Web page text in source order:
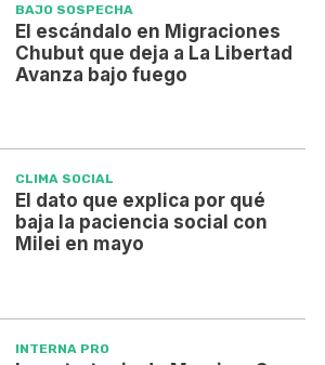
BAJO SOSPECHA
El escándalo en Migraciones
Chubut que deja a La Libertad
Avanza bajo fuego
CLIMA SOCIAL
El dato que explica por qué
baja la paciencia social con
Milei en mayo
INTERNA PRO